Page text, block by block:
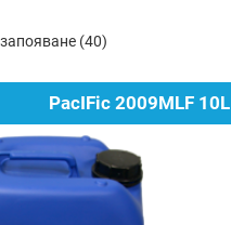
(40)
PacIFic 2009MLF 10L